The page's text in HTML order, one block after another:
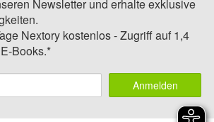
Newsletter und erhalte exklusive
Nextory kostenlos - Zugriff auf 1,4
Books.*
Anmelden